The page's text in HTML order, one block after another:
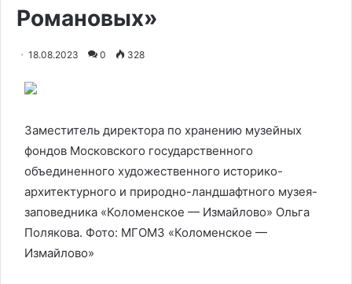
Романовых»
18.08.2023 0 328
Заместитель директора по хранению музейных
фондов Московского государственного
объединенного художественного историко-
архитектурного и природно-ландшафтного музея-
заповедника «Коломенское — Измайлово» Ольга
Полякова. Фото: МГОМЗ «Коломенское —
Измайлово»